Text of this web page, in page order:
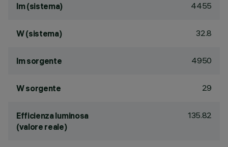
lm (sistema) 4455
W (sistema) 32.8
lm sorgente 4950
W sorgente 29
Efficienza luminosa
(valore reale)
135.82